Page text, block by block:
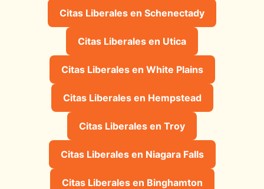
Citas Liberales en Schenectady
Citas Liberales en Utica
Citas Liberales en White Plains
Citas Liberales en Hempstead
Citas Liberales en Troy
Citas Liberales en Niagara Falls
Citas Liberales en Binghamton